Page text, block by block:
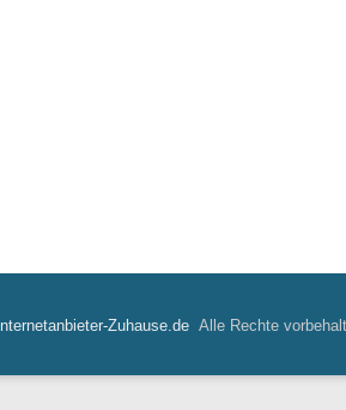
Internetanbieter-Zuhause.de Alle Rechte